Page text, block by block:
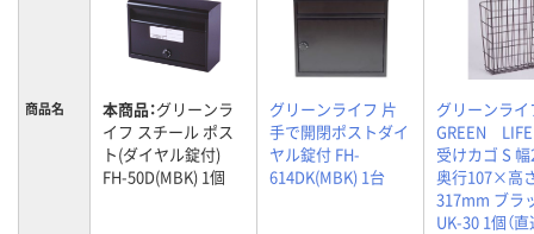
商品名 本商品：グリーンラ
イフ スチール ポス
ト(ダイヤル錠付)
FH-50D(MBK) 1個
グリーンライフ 片
手で開閉ポストダイ
ヤル錠付 FH-
614DK(MBK) 1台
グリーンライ
GREEN
受けカゴ S
奥行107×高
317mm ブラ
UK-30 1個（直